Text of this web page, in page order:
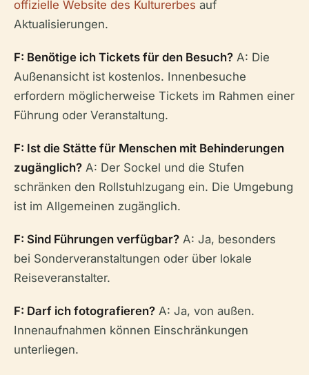
offizielle Website des Kulturerbes auf
Aktualisierungen.
F: Benötige ich Tickets für den Besuch? A: Die
Außenansicht ist kostenlos. Innenbesuche
erfordern möglicherweise Tickets im Rahmen einer
Führung oder Veranstaltung.
F: Ist die Stätte für Menschen mit Behinderungen
zugänglich? A: Der Sockel und die Stufen
schränken den Rollstuhlzugang ein. Die Umgebung
ist im Allgemeinen zugänglich.
F: Sind Führungen verfügbar? A: Ja, besonders
bei Sonderveranstaltungen oder über lokale
Reiseveranstalter.
F: Darf ich fotografieren? A: Ja, von außen.
Innenaufnahmen können Einschränkungen
unterliegen.